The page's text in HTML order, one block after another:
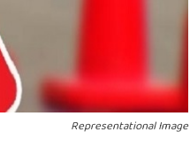
Representational Image